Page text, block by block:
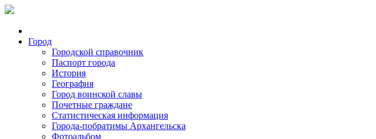
Город
Городской справочник
Паспорт города
История
География
Город воинской славы
Почетные граждане
Статистическая информация
Города-побратимы Архангельска
Фотоальбом